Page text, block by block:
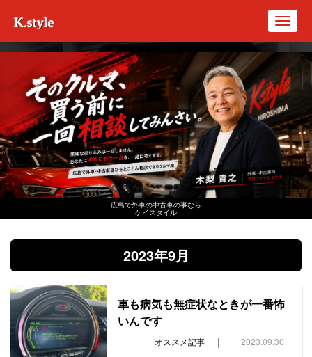
広島で外車の中古車の事なら
ケイスタイル
K.style
2023年9月
車も病気も無症状なときが一番怖
いんです
オススメ記事 | 2023.09.30